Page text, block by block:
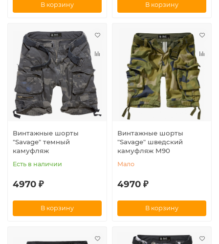
В корзину В корзину
Винтажные шорты
"Savage" темный
камуфляж
Есть в наличии
4970 ₽
В корзину
Винтажные шорты
"Savage" шведский
камуфляж М90
Мало
4970 ₽
В корзину